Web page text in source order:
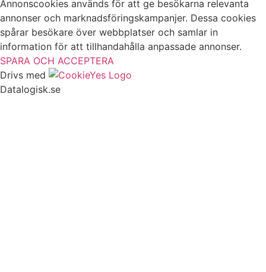
Annonscookies används för att ge besökarna relevanta
annonser och marknadsföringskampanjer. Dessa cookies
spårar besökare över webbplatser och samlar in
information för att tillhandahålla anpassade annonser.
SPARA OCH ACCEPTERA
Drivs med
Datalogisk.se